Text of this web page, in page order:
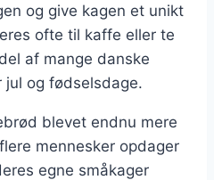
og give kagen et unikt
ofte til kaffe eller te
af mange danske
og fødselsdage.
blevet endnu mere
mennesker opdager
egne småkager